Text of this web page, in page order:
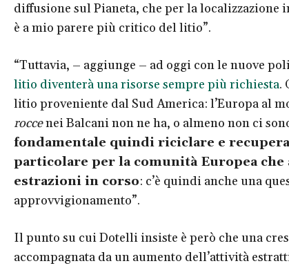
diffusione sul Pianeta, che per la
è a mio parere più critico del litio”.
“Tuttavia, – aggiunge – ad oggi con le nuove
litio diventerà una risorse sempre più richiesta.
litio proveniente dal Sud America: l’Europa al
roccenei Balcani non ne ha, o almeno non ci
fondamentale quindi riciclare e
particolare per la comunità Europea che
estrazioni in corso: c’è quindi anche una
approvvigionamento”.
Il punto su cui Dotelli insiste è però che una
accompagnata da un aumento dell’attività